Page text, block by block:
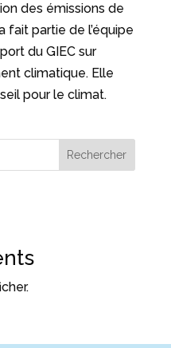
des émissions de
fait partie de l’équipe
du GIEC sur
climatique. Elle
pour le climat.
Rechercher